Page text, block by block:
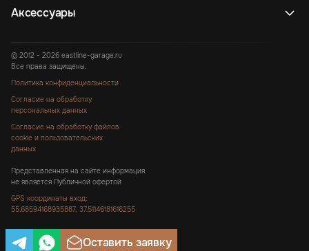
Аксессуары
© 2012 - 2026 eastline-garage.ru
Все права защищены.
Политика конфиденциальности
Согласие на обработку
персональных данных
Согласие на обработку файлов
cookie и пользовательских
данных
Представленная на сайте информация
не является Публичной офертой
GPS координаты вход:
55.68594168935887, 37.51146181616255
Оставить заявку